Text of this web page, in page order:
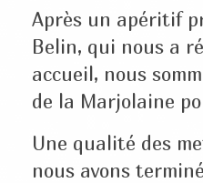
Après un apéritif
Belin, qui nous a
accueil, nous
de la Marjolaine
Une qualité des
nous avons